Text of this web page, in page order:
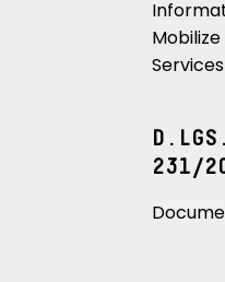
Services
D.LGS.
231/